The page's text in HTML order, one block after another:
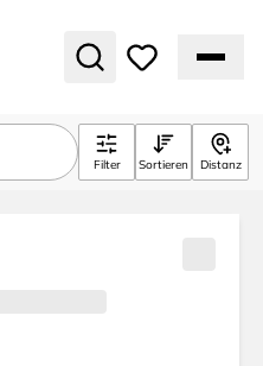
Filter Sortieren Distanz